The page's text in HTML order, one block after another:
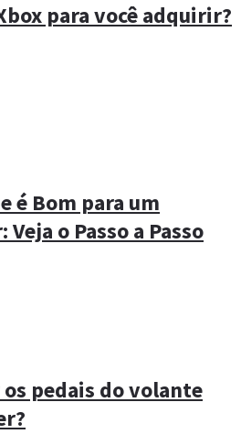
para você adquirir?
é Bom para um
o Passo a Passo
pedais do volante